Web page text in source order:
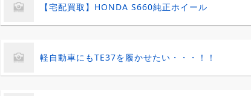
【宅配買取】HONDA S660純正ホイール
軽自動車にもTE37を履かせたい・・・！！